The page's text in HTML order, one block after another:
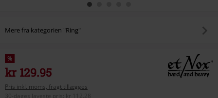
Mere fra kategorien "Ring"
%
kr 129.95
Pris inkl. moms, fragt tillægges
30-dages laveste pris
kr 112.28